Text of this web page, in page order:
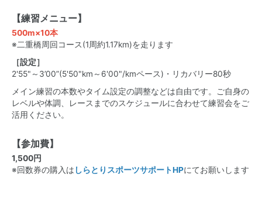
【練習メニュー】
500m×10本
※二重橋周回コース(1周約1.17km)を走ります
［設定］
2'55"～3’00”(5'50"km～6'00"/kmペース)・リカバリー80秒
メイン練習の本数やタイム設定の調整などは自由です。ご自身の
レベルや体調、レースまでのスケジュールに合わせて練習会をご
活用ください。
【参加費】
1,500円
※回数券の購入は しらとりスポーツサポートHPにてお願いします